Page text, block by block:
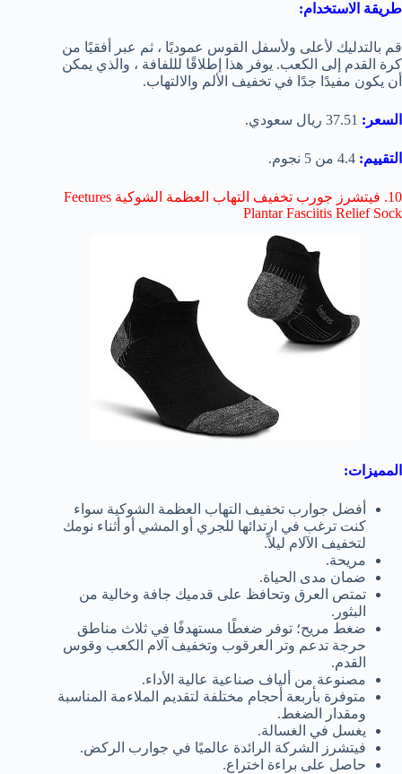
طريقة الاستخدام:
قم بالتدليك لأعلى ولأسفل القوس عموديًا ، ثم عبر أفقيًا من
كرة القدم إلى الكعب. يوفر هذا إطلاقًا لللفافة ، والذي يمكن
أن يكون مفيدًا جدًا في تخفيف الألم والالتهاب.
السعر: 37.51 ريال سعودي.
التقييم:
10. فيتشرز جورب تخفيف التهاب العظمة الشوكية Feetures
Plantar Fasciitis Relief Sock
المميزات:
أفضل جوارب تخفيف التهاب العظمة الشوكية سواء
كنت ترغب في ارتدائها للجري أو المشي أو أثناء نومك
لتخفيف الآلام ليلاً.
مريحة.
ضمان مدى الحياة.
تمتص العرق وتحافظ على قدميك جافة وخالية من
البثور.
ضغط مريح؛ توفر ضغطًا مستهدفًا في ثلاث مناطق
حرجة تدعم وتر العرقوب وتخفيف آلام الكعب وقوس
القدم.
مصنوعة من ألياف صناعية عالية الأداء.
متوفرة بأربعة أحجام مختلفة لتقديم الملاءمة المناسبة
ومقدار الضغط.
يغسل في الغسالة.
فيتشرز الشركة الرائدة عالميًا في جوارب الركض.
حاصل على براءة اختراع.